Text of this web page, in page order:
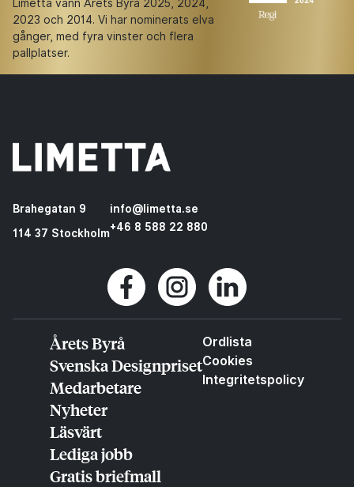
Limetta vann Årets Byrå 2025, 2024,
2023 och 2014. Vi har nominerats elva
gånger, med fyra vinster och flera
pallplatser.
Brahegatan 9
114 37 Stockholm
info@limetta.se
+46 8 588 22 880
Årets Byrå
Svenska Designpriset
Medarbetare
Nyheter
Läsvärt
Lediga jobb
Gratis briefmall
Ordlista
Cookies
Integritetspolicy